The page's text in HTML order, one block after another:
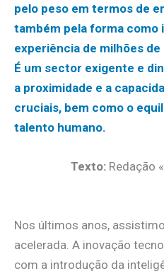
pelo peso em termos de
também pela forma como
experiência de milhões
É um sector exigente e
a proximidade e a
cruciais, bem como o
talento humano.
Texto: Redação
Nos últimos anos,
acelerada. A inovação
com a introdução da